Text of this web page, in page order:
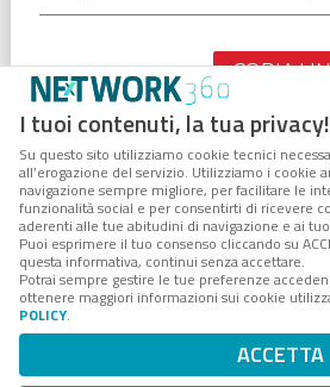
I tuoi contenuti, la tua privacy!
Su questo sito utilizziamo cookie tecnici
all’erogazione del servizio. Utilizziamo i cookie
navigazione sempre migliore, per facilitare le
funzionalità social e per consentirti di ricevere
aderenti alle tue abitudini di navigazione e ai
Puoi esprimere il tuo consenso cliccando su
questa informativa, continui senza accettare.
Potrai sempre gestire le tue preferenze
ottenere maggiori informazioni sui cookie
POLICY.
ACCETTA
COPIA